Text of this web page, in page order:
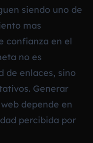
siendo uno de
mas
confianza en el
no es
de enlaces, sino
Generar
depende en
percibida por